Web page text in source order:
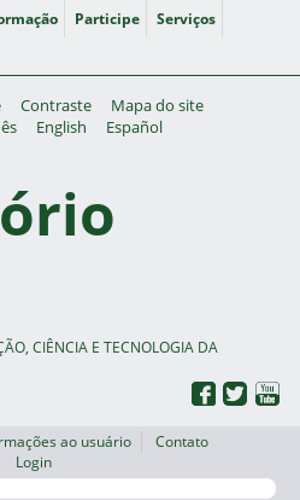
Participe
Serviços
Contraste
Mapa do site
English Español
CIÊNCIA E TECNOLOGIA DA
ao usuário
Contato
Login